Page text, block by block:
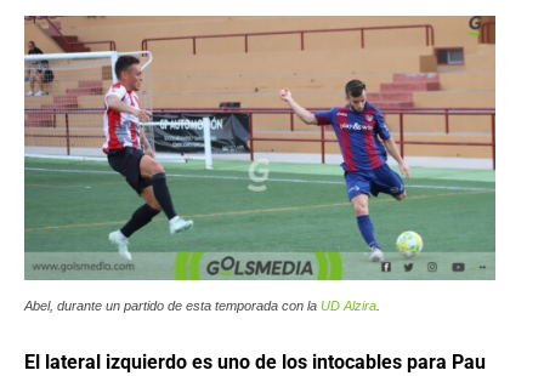
Abel, durante un partido de esta temporada con la UD Alzira
El lateral izquierdo es uno de los intocables para Pau